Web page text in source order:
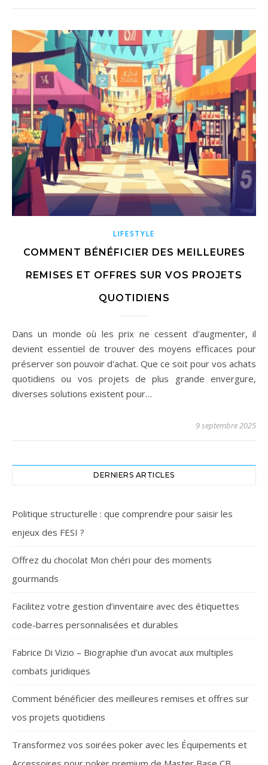
LIFESTYLE
COMMENT BÉNÉFICIER DES MEILLEURES
REMISES ET OFFRES SUR VOS PROJETS
QUOTIDIENS
Dans un monde où les prix ne cessent d'augmenter, il
devient essentiel de trouver des moyens efficaces pour
préserver son pouvoir d'achat. Que ce soit pour vos achats
quotidiens ou vos projets de plus grande envergure,
diverses solutions existent pour…
9 septembre 2025
DERNIERS ARTICLES
Politique structurelle : que comprendre pour saisir les
enjeux des FESI ?
Offrez du chocolat Mon chéri pour des moments
gourmands
Facilitez votre gestion d’inventaire avec des étiquettes
code-barres personnalisées et durables
Fabrice Di Vizio – Biographie d’un avocat aux multiples
combats juridiques
Comment bénéficier des meilleures remises et offres sur
vos projets quotidiens
Transformez vos soirées poker avec les Équipements et